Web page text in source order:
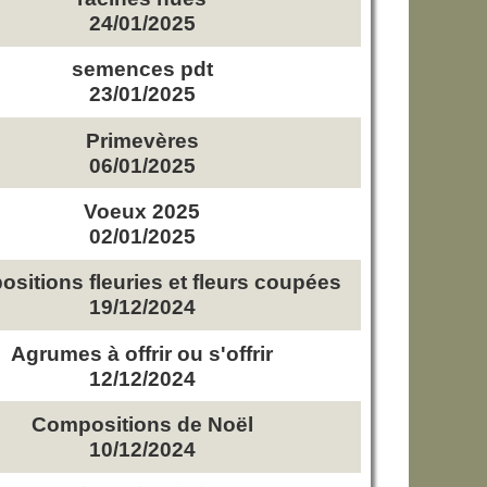
24/01/2025
semences pdt
23/01/2025
Primevères
06/01/2025
Voeux 2025
02/01/2025
fleuries et fleurs coupées
19/12/2024
Agrumes à offrir ou s'offrir
12/12/2024
Compositions de Noël
10/12/2024